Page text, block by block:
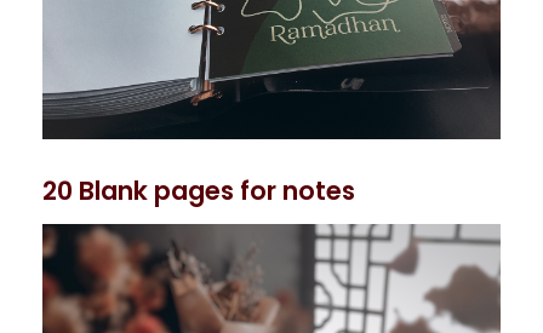
20 Blank pages for notes